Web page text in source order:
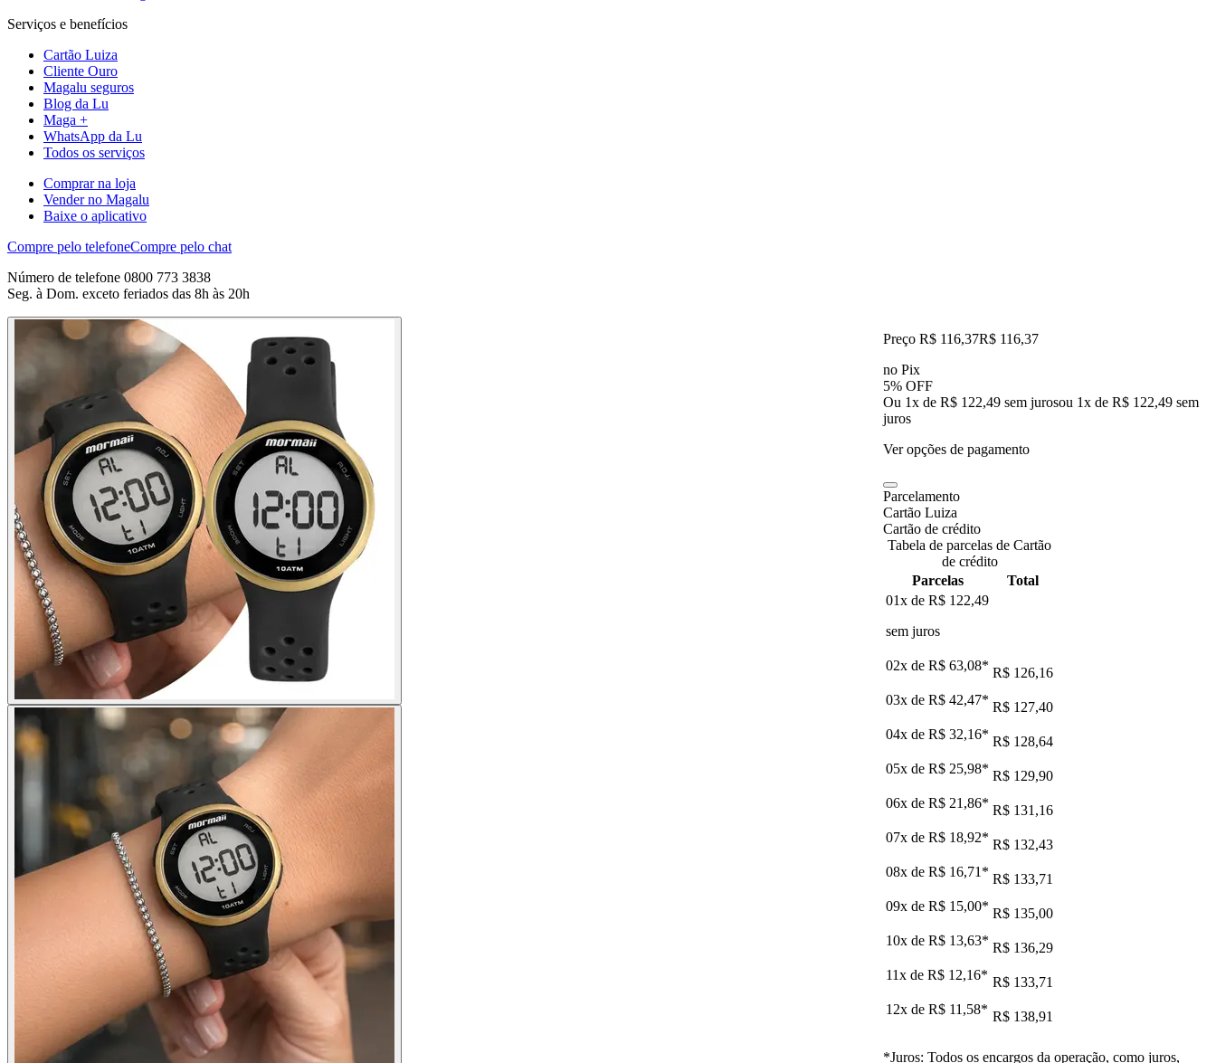
Serviços e benefícios
Cartão Luiza
Cliente Ouro
Magalu seguros
Blog da Lu
Maga +
WhatsApp da Lu
Todos os serviços
Comprar na loja
Vender no Magalu
Baixe o aplicativo
Compre pelo telefoneCompre pelo chat
Número de telefone 0800 773 3838
Seg. à Dom. exceto feriados das 8h às 20h
Preço R$ 116,37R$ 116,37
no Pix
5% OFF
Ou 1x de R$ 122,49 sem jurosou 1x de R$ 122,49 sem
juros
Ver opções de pagamento
Parcelamento
Cartão Luiza
Cartão de crédito
Tabela de parcelas de Cartão
de crédito
Parcelas
Total
01x de R$ 122,49
sem juros
02x de R$ 63,08* R$ 126,16
03x de R$ 42,47* R$ 127,40
04x de R$ 32,16* R$ 128,64
05x de R$ 25,98* R$ 129,90
06x de R$ 21,86* R$ 131,16
07x de R$ 18,92* R$ 132,43
08x de R$ 16,71 * R$ 133,71
09x de R$ 15,00* R$ 135,00
10x de R$ 13,63* R$ 136,29
11x de R$ 12,16* R$ 133,71
12x de R$ 11,58* R$ 138,91
*Juros: Todos os encargos da operação, como juros,